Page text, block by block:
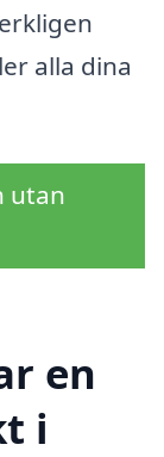
alla dina
utan
en
i